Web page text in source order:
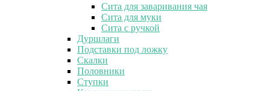
Сита для заваривания чая
Сита для муки
Сита с ручкой
Дуршлаги
Подставки под ложку
Скалки
Половники
Ступки